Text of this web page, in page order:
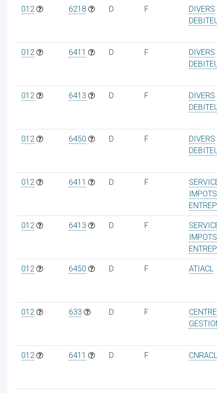
012 6218 D F
DIVERS
012 6411 D F
DIVERS
012 6413 D F
DIVERS
012 6450 D F
DIVERS
012 6411 D F
IMPOTS
012 6413 D F
IMPOTS
012 6450 D F ATIACL
012 633 D F
012 6411 D F CNRACL